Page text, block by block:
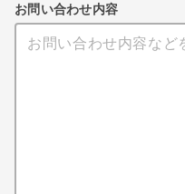
お問い合わせ内容